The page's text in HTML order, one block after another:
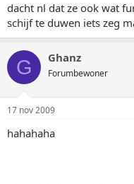
dacht nl dat ze ook wat
schijf te duwen iets zeg
G Ghanz
Forumbewoner
17 nov 2009
hahahaha